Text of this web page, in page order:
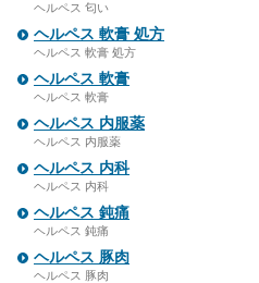
ヘルペス 匂い
ヘルペス 軟膏 処方
ヘルペス 軟膏 処方
ヘルペス 軟膏
ヘルペス 軟膏
ヘルペス 内服薬
ヘルペス 内服薬
ヘルペス 内科
ヘルペス 内科
ヘルペス 鈍痛
ヘルペス 鈍痛
ヘルペス 豚肉
ヘルペス 豚肉